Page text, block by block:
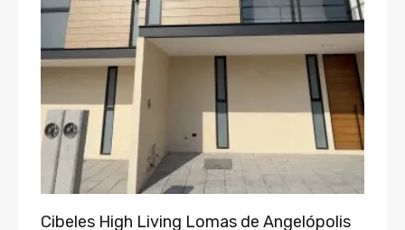
Cibeles High Living Lomas de Angelópolis